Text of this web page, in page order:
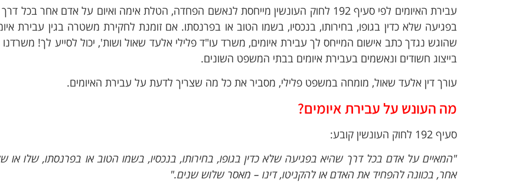
עבירת האיומים לפי סעיף 192 לחוק העונשין מייחסת לנאשם הפחדה, הטלת אימה ואיום על אדם אחר בכל
בפגיעה שלא כדין בגופו, בחירותו, בנכסיו, בשמו הטוב או בפרנסתו. אם זומנת לחקירת משטרה בגין עבירת
שהוגש נגדך כתב אישום המייחס לך עבירת איומים, משרד עו"ד פלילי אלעד שאול ושות', יכול לסייע לך! משרדנו
בייצוג חשודים ונאשמים בעבירת איומים בבתי המשפט השונים.
עורך דין אלעד שאול, מומחה במשפט פלילי, מסביר את כל מה שצריך לדעת על עבירת האיומים.
מה העונש על עבירת איומים?
סעיף 192 לחוק העונשין קובע:
"המאיים על אדם בכל דרך שהיא בפגיעה שלא כדין בגופו, בחירותו, בנכסיו, בשמו הטוב או בפרנסתו, שלו או
אחר, בכוונה להפחיד את האדם או להקניטו, דינו – מאסר שלוש שנים."